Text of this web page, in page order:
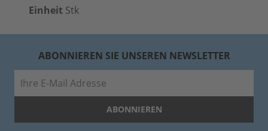
Einheit Stk
ABONNIEREN SIE UNSEREN NEWSLETTER
ABONNIEREN